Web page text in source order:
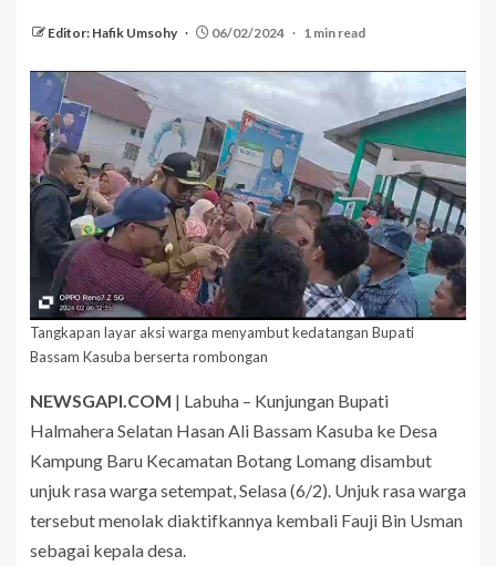
Editor: Hafik Umsohy 06/02/2024 1 min read
Tangkapan layar aksi warga menyambut kedatangan Bupati
Bassam Kasuba berserta rombongan
NEWSGAPI.COM | Labuha – Kunjungan Bupati
Halmahera Selatan Hasan Ali Bassam Kasuba ke Desa
Kampung Baru Kecamatan Botang Lomang disambut
unjuk rasa warga setempat, Selasa (6/2). Unjuk rasa warga
tersebut menolak diaktifkannya kembali Fauji Bin Usman
sebagai kepala desa.